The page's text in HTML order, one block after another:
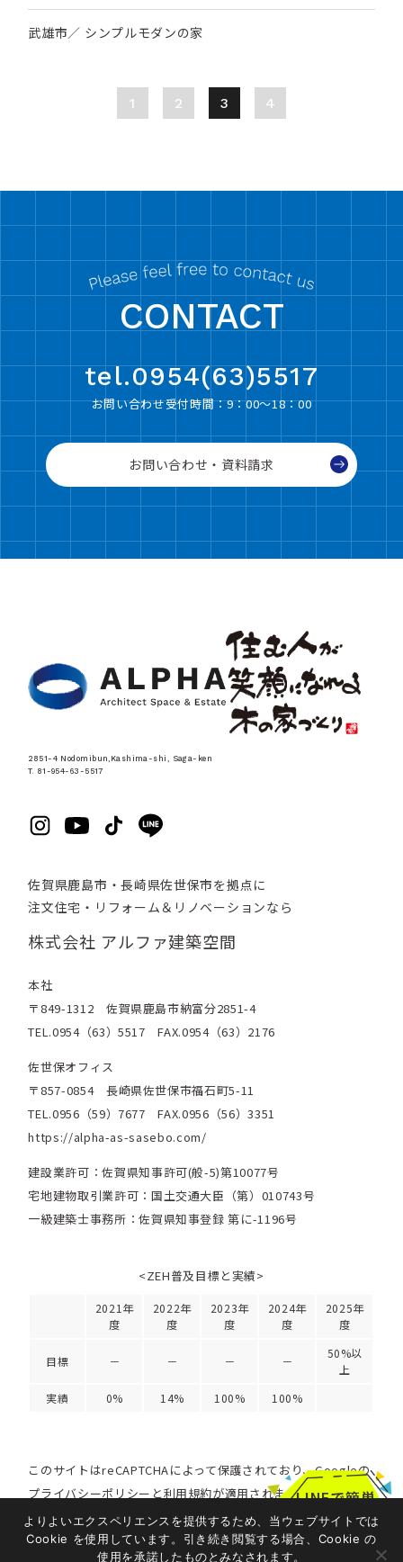
LINEで簡単
お問い合わせ
武雄市／ シンプルモダンの家
1 2 3 4
CONTACT
tel.0954(63)5517
お問い合わせ受付時間：9：00〜18：00
お問い合わせ・資料請求
2851-4 Nodomibun,Kashima-shi, Saga-ken
T. 81-954-63-5517
佐賀県鹿島市・長崎県佐世保市を拠点に
注文住宅・リフォーム＆リノベーションなら
株式会社 アルファ建築空間
本社
〒849-1312 佐賀県鹿島市納富分2851-4
TEL.0954（63）5517 FAX.0954（63）2176
佐世保オフィス
〒857-0854 長崎県佐世保市福石町5-11
TEL.0956（59）7677 FAX.0956（56）3351
https://alpha-as-sasebo.com/
建設業許可：佐賀県知事許可(般-5)第10077号
宅地建物取引業許可：国土交通大臣（第）010743号
一級建築士事務所：佐賀県知事登録 第に-1196号
<ZEH普及目標と実績>
2021年
度
2022年
度
2023年
度
2024年
度
2025年
度
目標 － － － －
50%以
上
実績
0% 14% 100% 100%
このサイトはreCAPTCHAによって保護されており、Googleの
プライバシーポリシー と利用規約が適用されます。
Copyright 2024 ALPHA Architect Space
よりよいエクスペリエンスを提供するため、当ウェブサイトでは
Cookie を使用しています。引き続き閲覧する場合、Cookie の
使用を承諾したものとみなされます。